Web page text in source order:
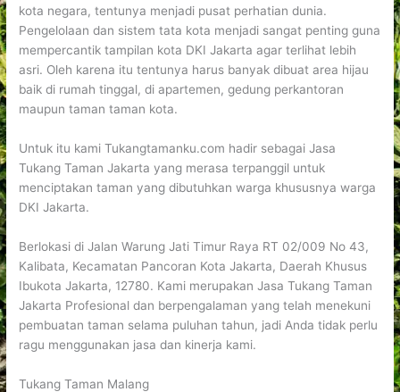
kota negara, tentunya menjadi pusat perhatian dunia.
Pengelolaan dan sistem tata kota menjadi sangat penting guna
mempercantik tampilan kota DKI Jakarta agar terlihat lebih
asri. Oleh karena itu tentunya harus banyak dibuat area hijau
baik di rumah tinggal, di apartemen, gedung perkantoran
maupun taman taman kota.
Untuk itu kami Tukangtamanku.com hadir sebagai Jasa
Tukang Taman Jakarta yang merasa terpanggil untuk
menciptakan taman yang dibutuhkan warga khususnya warga
DKI Jakarta.
Berlokasi di Jalan Warung Jati Timur Raya RT 02/009 No 43,
Kalibata, Kecamatan Pancoran Kota Jakarta, Daerah Khusus
Ibukota Jakarta, 12780. Kami merupakan Jasa Tukang Taman
Jakarta Profesional dan berpengalaman yang telah menekuni
pembuatan taman selama puluhan tahun, jadi Anda tidak perlu
ragu menggunakan jasa dan kinerja kami.
Tukang Taman Malang